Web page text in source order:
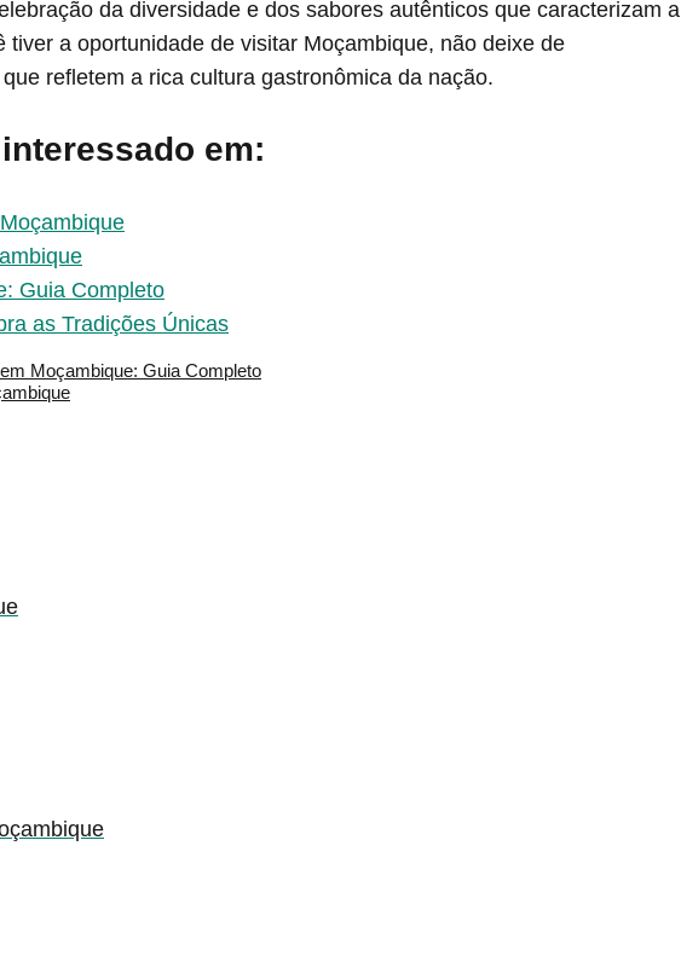
da diversidade e dos sabores autênticos que caracterizam a
tiver a oportunidade de visitar Moçambique, não deixe de
refletem a rica cultura gastronômica da nação.
em:
Guia Completo
as Tradições Únicas
Moçambique: Guia Completo